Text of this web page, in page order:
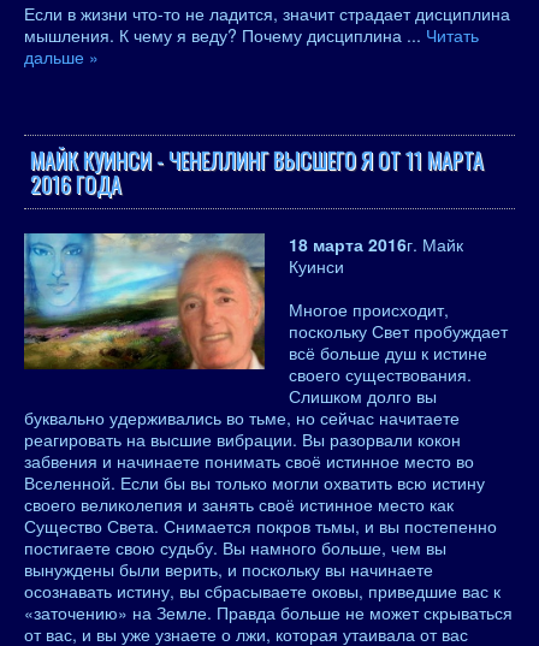
Если в жизни что-то не ладится, значит страдает дисциплина
мышления. К чему я веду? Почему дисциплина ... Читать
дальше »
МАЙК КУИНСИ - ЧЕНЕЛЛИНГ ВЫСШЕГО Я ОТ 11 МАРТА
2016 ГОДА
18 марта 2016г. Майк
Куинси
Многое происходит,
поскольку Свет пробуждает
всё больше душ к истине
своего существования.
Слишком долго вы
буквально удерживались во тьме, но сейчас начитаете
реагировать на высшие вибрации. Вы разорвали кокон
забвения и начинаете понимать своё истинное место во
Вселенной. Если бы вы только могли охватить всю истину
своего великолепия и занять своё истинное место как
Существо Света. Снимается покров тьмы, и вы постепенно
постигаете свою судьбу. Вы намного больше, чем вы
вынуждены были верить, и поскольку вы начинаете
осознавать истину, вы сбрасываете оковы, приведшие вас к
«заточению» на Земле. Правда больше не может скрываться
от вас, и вы уже узнаете о лжи, которая утаивала от вас